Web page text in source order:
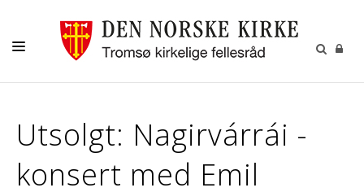
AKTIVITETER OG KONSERTER
DÅP
Utsolgt: Nagirvárrái -
konsert med Emil